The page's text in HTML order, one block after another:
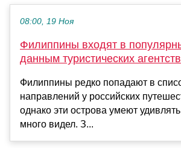
08:00, 19 Ноя
Филиппины входят в
данным туристических агентств
Филиппины редко попадают в
направлений у российских
однако эти острова умеют
много видел. З...